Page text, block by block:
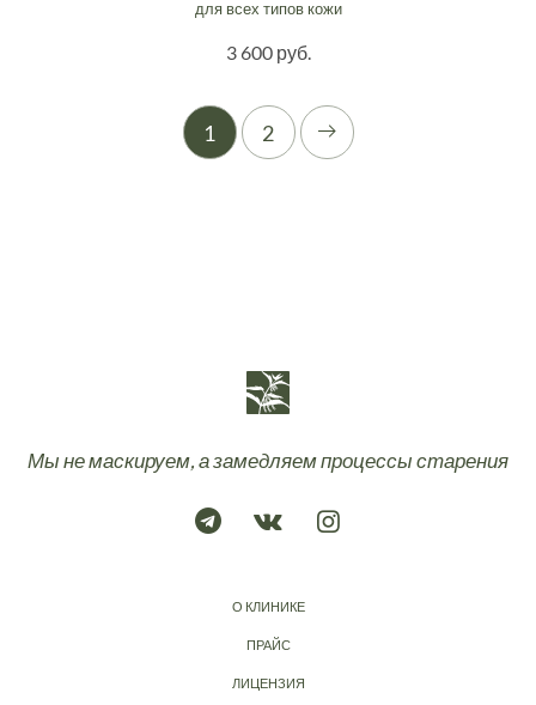
для всех типов кожи
3 600 руб.
1 2
Мы не маскируем, а замедляем процессы старения
О КЛИНИКЕ
ПРАЙС
ЛИЦЕНЗИЯ